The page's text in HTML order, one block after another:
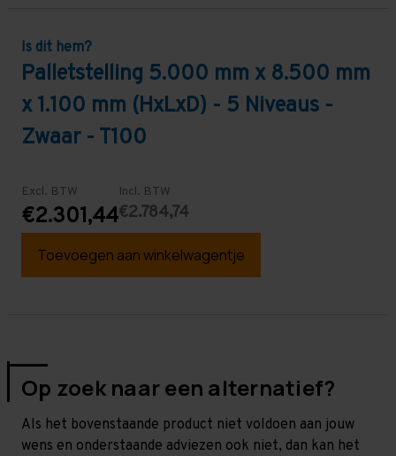
Is dit hem?
Palletstelling 5.000 mm x 8.500 mm
x 1.100 mm (HxLxD) - 5 Niveaus -
Zwaar - T100
Excl. BTW
€2.301,44
Incl. BTW
€2.784,74
Toevoegen aan winkelwagentje
Op zoek naar een alternatief?
Als het bovenstaande product niet voldoen aan jouw
wens en onderstaande adviezen ook niet, dan kan het